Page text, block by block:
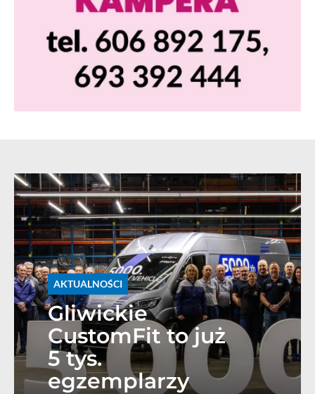
AKTUALNOŚCI
Gliwickie
CustomFit to już
5 tys.
egzemplarzy